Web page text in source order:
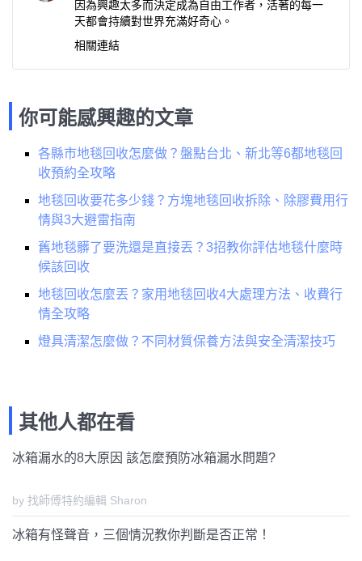
因為興趣太多而決定成為自由工作者，活著的每一
天都會持續對世界充滿好奇心。
相關連結
你可能感興趣的文章
各縣市地毯回收怎麼做？盤點台北、新北等6都地毯回
收預約全攻略
地毯回收要花多少錢？方塊地毯回收拆除、除膠費用行
情與3大避雷指南
舊地毯髒了要洗還是直接丟？3招教你評估地毯什麼時
候該回收
地毯回收怎麼丟？家用地毯回收4大處理方法、收費行
情全攻略
燈具清潔怎麼做？不同材質保養方法與安全清潔技巧
其他人都在看
冰箱漏水的8大原因 該怎麼預防冰箱漏水問題?
by 找師傅特約編輯 Sharon
冰箱有怪聲音，三個情況教你判斷是否正常！